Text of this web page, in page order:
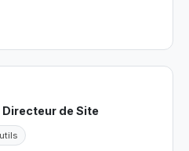
de Site